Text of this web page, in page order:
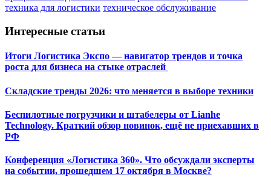
техника для логистики техническое обслуживание
Интересные статьи
Итоги Логистика Экспо — навигатор трендов и точка
роста для бизнеса на стыке отраслей
Складские тренды 2026: что меняется в выборе техники
Беспилотные погрузчики и штабелеры от Lianhe
Technology. Краткий обзор новинок, ещё не приехавших в
РФ
Конференция «Логистика 360». Что обсуждали эксперты
на событии, прошедшем 17 октября в Москве?